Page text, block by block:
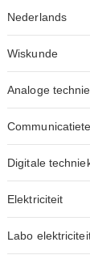
Nederlands
Wiskunde
Analoge
Digitale
Elektriciteit
Labo